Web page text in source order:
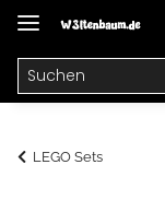
LEGO Sets